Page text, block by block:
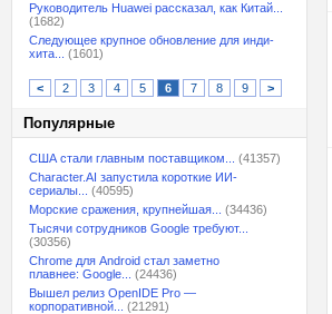
Руководитель Huawei рассказал, как Китай...
(1682)
Следующее крупное обновление для инди-
хита...
(1601)
< 2 3 4 5 6 7 8 9 >
Популярные
США стали главным поставщиком...
(41357)
Character.AI запустила короткие ИИ-
сериалы...
(40595)
Морские сражения, крупнейшая...
(34436)
Тысячи сотрудников Google требуют...
(30356)
Chrome для Android стал заметно
плавнее: Google...
(24436)
Вышел релиз OpenIDE Pro —
корпоративной...
(21291)